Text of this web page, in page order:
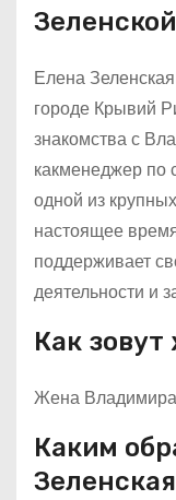
Елена
городе Крывий
знакомства с
какменеджер по
одной из
настоящее
поддерживает
деятельности и
Как
Жена Владимира
Каким